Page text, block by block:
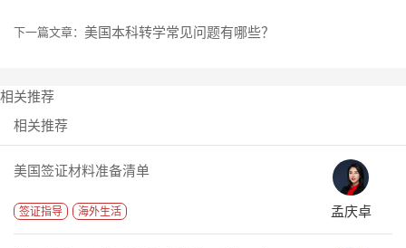
下一篇文章： 美国本科转学常见问题有哪些？
相关推荐
相关推荐
美国签证材料准备清单
签证指导 海外生活 孟庆卓